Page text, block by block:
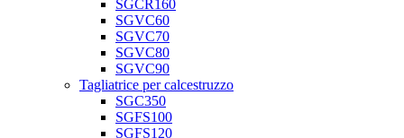
SGCR160
SGVC60
SGVC70
SGVC80
SGVC90
Tagliatrice per calcestruzzo
SGC350
SGFS100
SGFS120